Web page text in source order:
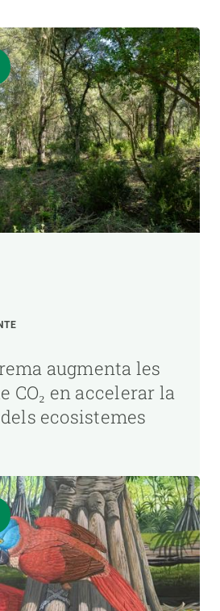
augmenta les
CO₂ en accelerar la
ecosistemes